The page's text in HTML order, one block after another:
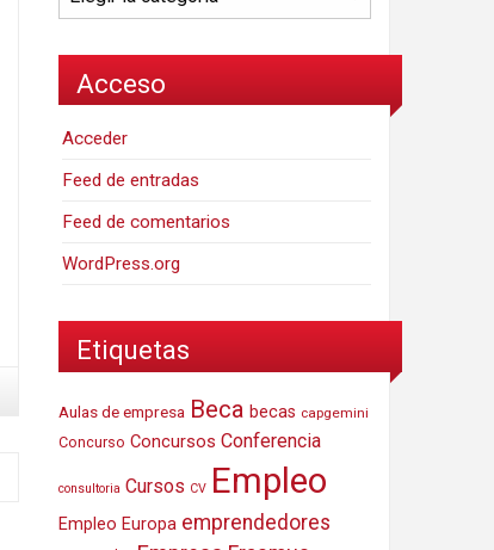
Acceso
Acceder
Feed de entradas
Feed de comentarios
WordPress.org
Etiquetas
Aulas de empresa Beca becas capgemini
Concurso Concursos Conferencia
consultoria Cursos CV Empleo
Empleo Europa emprendedores